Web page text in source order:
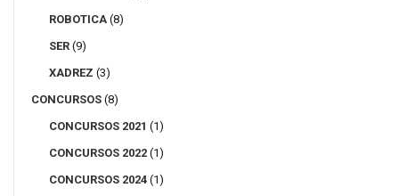
ROBOTICA (8)
SER (9)
XADREZ (3)
CONCURSOS (8)
CONCURSOS 2021 (1)
CONCURSOS 2022 (1)
CONCURSOS 2024 (1)